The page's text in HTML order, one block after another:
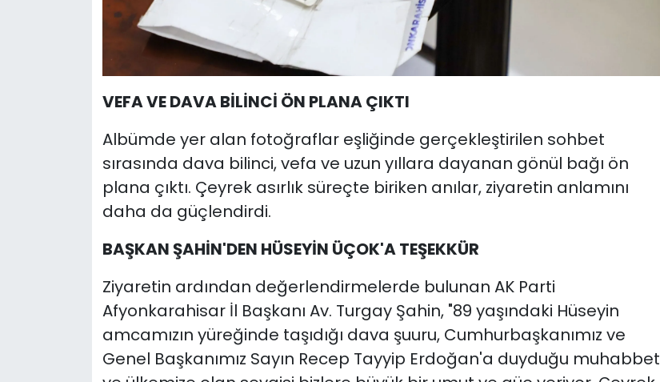
VEFA VE DAVA BİLİNCİ ÖN PLANA ÇIKTI
Albümde yer alan fotoğraflar eşliğinde gerçekleştirilen sohbet
sırasında dava bilinci, vefa ve uzun yıllara dayanan gönül bağı ön
plana çıktı. Çeyrek asırlık süreçte biriken anılar, ziyaretin anlamını
daha da güçlendirdi.
BAŞKAN ŞAHİN'DEN HÜSEYİN ÜÇOK'A TEŞEKKÜR
Ziyaretin ardından değerlendirmelerde bulunan AK Parti
Afyonkarahisar İl Başkanı Av. Turgay Şahin, "89 yaşındaki Hüseyin
amcamızın yüreğinde taşıdığı dava şuuru, Cumhurbaşkanımız ve
Genel Başkanımız Sayın Recep Tayyip Erdoğan'a duyduğu muhabbet